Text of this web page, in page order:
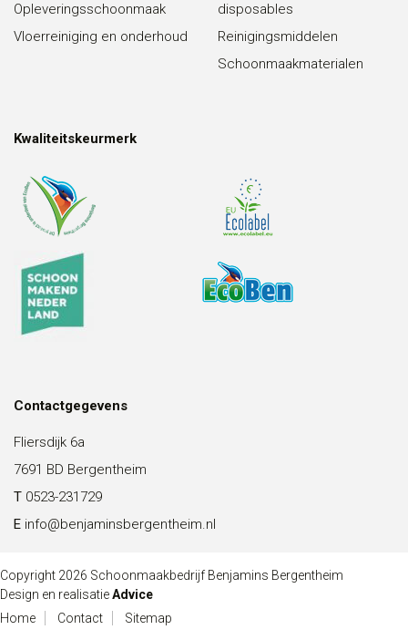
Opleveringsschoonmaak
Vloerreiniging en onderhoud
disposables
Reinigingsmiddelen
Schoonmaakmaterialen
Kwaliteitskeurmerk
Contactgegevens
Fliersdijk 6a
7691 BD Bergentheim
T 0523-231729
E info@benjaminsbergentheim.nl
Copyright 2026 Schoonmaakbedrijf Benjamins Bergentheim
Design en realisatieAdvice
Home
Contact Sitemap